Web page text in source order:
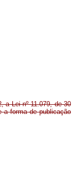
a Lei nº 11.079, de 30
a forma de publicação